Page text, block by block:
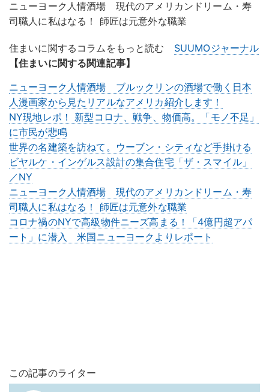
ニューヨーク人情酒場 現代のアメリカンドリーム・寿
司職人に私はなる！ 師匠は元意外な職業
住まいに関するコラムをもっと読む SUUMOジャーナル
【住まいに関する関連記事】
ニューヨーク人情酒場 ブルックリンの酒場で働く日本
人漫画家から見たリアルなアメリカ紹介します！
NY現地レポ！ 新型コロナ、戦争、物価高。「モノ不足」
に市民が悲鳴
世界の名建築を訪ねて。ウーブン・シティなど手掛ける
ビヤルケ・インゲルス設計の集合住宅「ザ・スマイル」
／NY
ニューヨーク人情酒場 現代のアメリカンドリーム・寿
司職人に私はなる！ 師匠は元意外な職業
コロナ禍のNYで高級物件ニーズ高まる！「4億円超アパ
ート」に潜入 米国ニューヨークよりレポート
この記事のライター